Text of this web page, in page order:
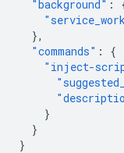
"background" :
},
"commands" :
{
"inject-
}
}
}